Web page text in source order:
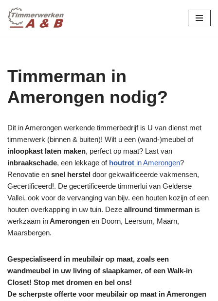
Ga
Timmerman in
Amerongen nodig?
Dit in Amerongen werkende timmerbedrijf is U van dienst met
timmerwerk (binnen & buiten)! Wilt u een (wand-)meubel of
inloopkast laten maken, perfect op maat? Last van
inbraakschade, een lekkage of houtrot in Amerongen?
Renovatie en snel herstel door gekwalificeerde vakmensen,
Gecertificeerd!. De gecertificeerde timmerlui van Gelderse
Vallei, ook voor de vervanging van bijv. een houten kozijn of een
houten overkapping in uw tuin. Deze allround timmerman is
werkzaam inAmerongen en Doorn, Leersum, Maarn,
Maarsbergen.
Gespecialiseerd in meubilair op maat, zoals een
wandmeubel in uw living of slaapkamer, of een Walk-in
Closet! Stop met dromen en bel ons!
De scherpste offerte voor meubilair op maat in Amerongen